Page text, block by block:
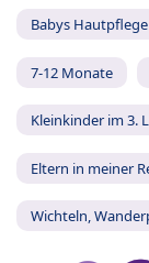
Babys Hautpflege
7-12 Monate
Kleinkinder im 3.
Eltern in meiner
Wichteln,